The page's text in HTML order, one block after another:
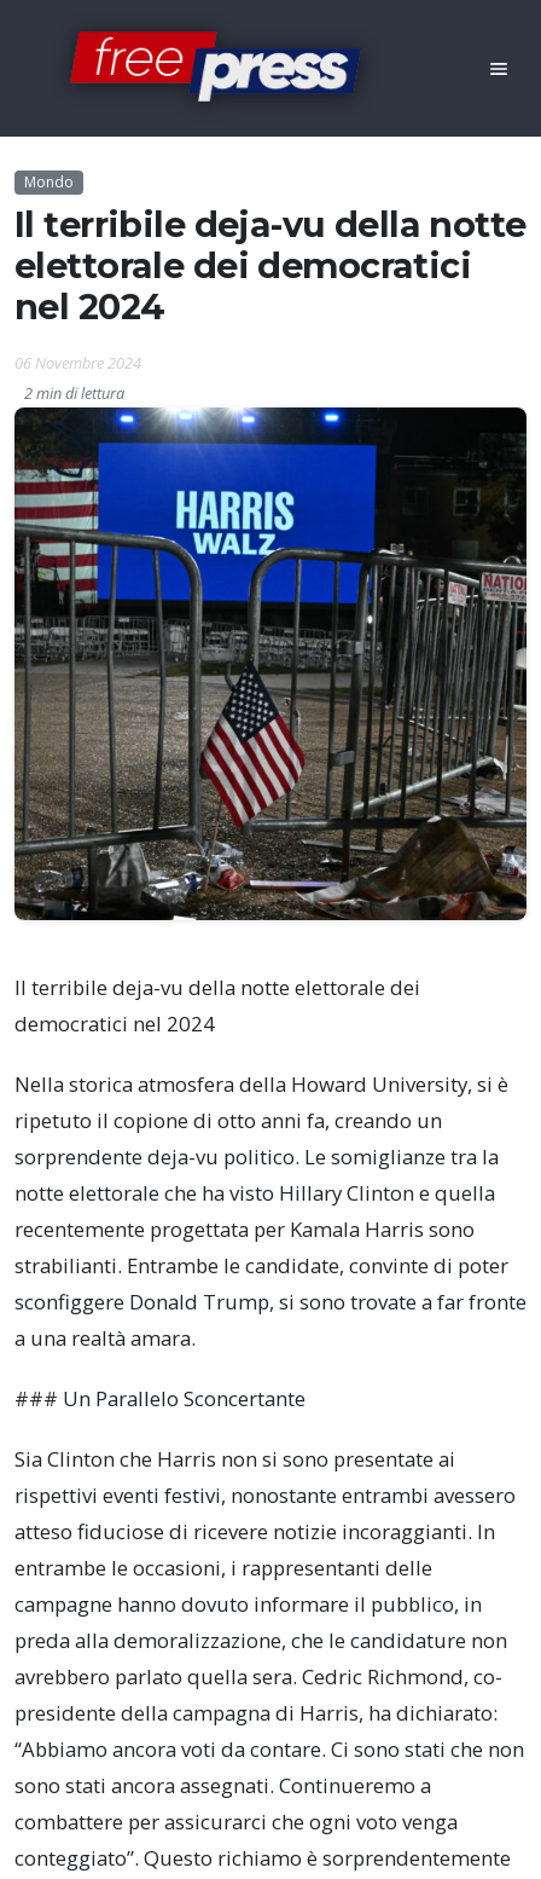
Mondo
Il terribile deja-vu della notte
elettorale dei democratici
nel 2024
06 Novembre 2024
2 min di lettura
Il terribile deja-vu della notte elettorale dei
democratici nel 2024
Nella storica atmosfera della Howard University, si è
ripetuto il copione di otto anni fa, creando un
sorprendente deja-vu politico. Le somiglianze tra la
notte elettorale che ha visto Hillary Clinton e quella
recentemente progettata per Kamala Harris sono
strabilianti. Entrambe le candidate, convinte di poter
sconfiggere Donald Trump, si sono trovate a far fronte
a una realtà amara.
### Un Parallelo Sconcertante
Sia Clinton che Harris non si sono presentate ai
rispettivi eventi festivi, nonostante entrambi avessero
atteso fiduciose di ricevere notizie incoraggianti. In
entrambe le occasioni, i rappresentanti delle
campagne hanno dovuto informare il pubblico, in
preda alla demoralizzazione, che le candidature non
avrebbero parlato quella sera. Cedric Richmond, co-
presidente della campagna di Harris, ha dichiarato:
“Abbiamo ancora voti da contare. Ci sono stati che non
sono stati ancora assegnati. Continueremo a
combattere per assicurarci che ogni voto venga
conteggiato”. Questo richiamo è sorprendentemente